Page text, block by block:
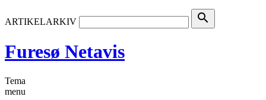
ARTIKELARKIV search
Furesø Netavis
Tema
menu